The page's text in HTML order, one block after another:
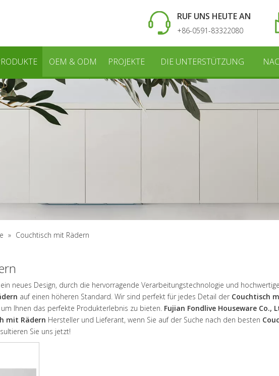
RUF UNS HEUTE AN
+86-0591-83322080
OEM & ODM PROJEKTE DIE UNTERSTÜTZUNG
» Couchtisch mit Rädern
neues Design, durch die hervorragende Verarbeitungstechnologie und
auf einen höheren Standard. Wir sind perfekt für jedes Detail der Couchtisch
Ihnen das perfekte Produkterlebnis zu bieten. Fujian Fondlive Houseware Co.,
mit Rädern Hersteller und Lieferant, wenn Sie auf der Suche nach den besten
Sie uns jetzt!